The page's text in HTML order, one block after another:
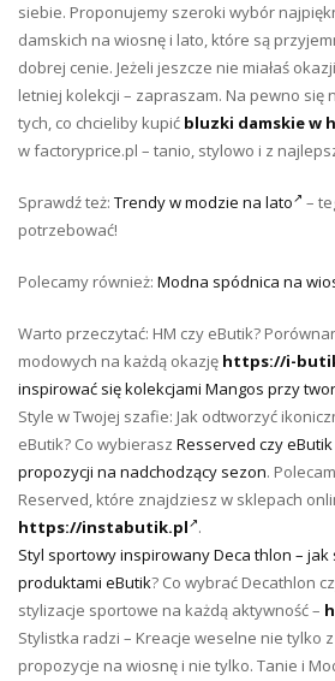
siebie. Proponujemy szeroki wybór
damskich na wiosnę i lato, które są
dobrej cenie. Jeżeli jeszcze nie miałaś
letniej kolekcji – zapraszam. Na pewno się
tych, co chcieliby kupić bluzki damskie w
w factoryprice.pl – tanio, stylowo i z
Sprawdź też: Trendy w modzie na lato
–
potrzebować!
Polecamy również: Modna spódnica na
Warto przeczytać: HM czy eButik?
modowych na każdą okazję https://i-
inspirować się kolekcjami Mangos przy
Style w Twojej szafie: Jak odtworzyć
eButik? Co wybierasz Resserved czy
propozycji na nadchodzący sezon.
Reserved, które znajdziesz w sklepach
https://instabutik.pl .
Styl sportowy inspirowany Deca thlon –
produktami eButik? Co wybrać Decathlon
stylizacje sportowe na każdą aktywność –
Stylistka radzi – Kreacje weselne nie tylko
propozycje na wiosnę i nie tylko. Tanie i